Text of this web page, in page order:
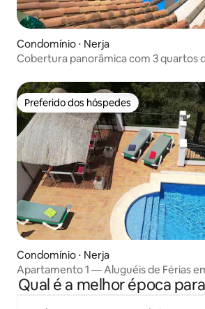
Condomínio ⋅ Nerja
Cobertura panorâmica com 3 quartos
Preferido dos hóspedes
Preferido dos hóspedes
Condomínio ⋅ Nerja
Apartamento 1 — Aluguéis de Férias
Qual é a melhor época